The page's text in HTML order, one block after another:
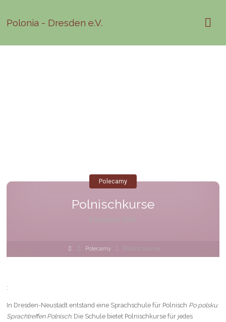
Polonia - Dresden e.V.
Polnischkurse
Polecamy
Strona
główna
Polecamy Polnischkurse
:
In Dresden-Neustadt entstand eine Sprachschule für Polnisch Po polsku.
Sprachtreffen Polnisch. Die Schule bietet Polnischkurse für jedes